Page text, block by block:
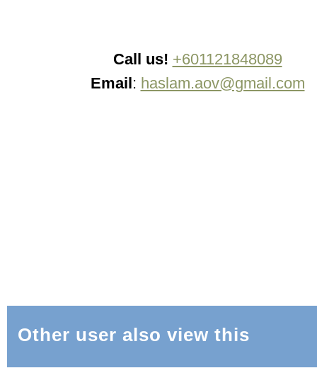
Call us! +601121848089
Email: haslam.aov@gmail.com
Other user also view this